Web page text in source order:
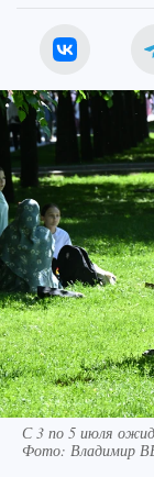
С 3 по 5 июля
Фото: Владимир